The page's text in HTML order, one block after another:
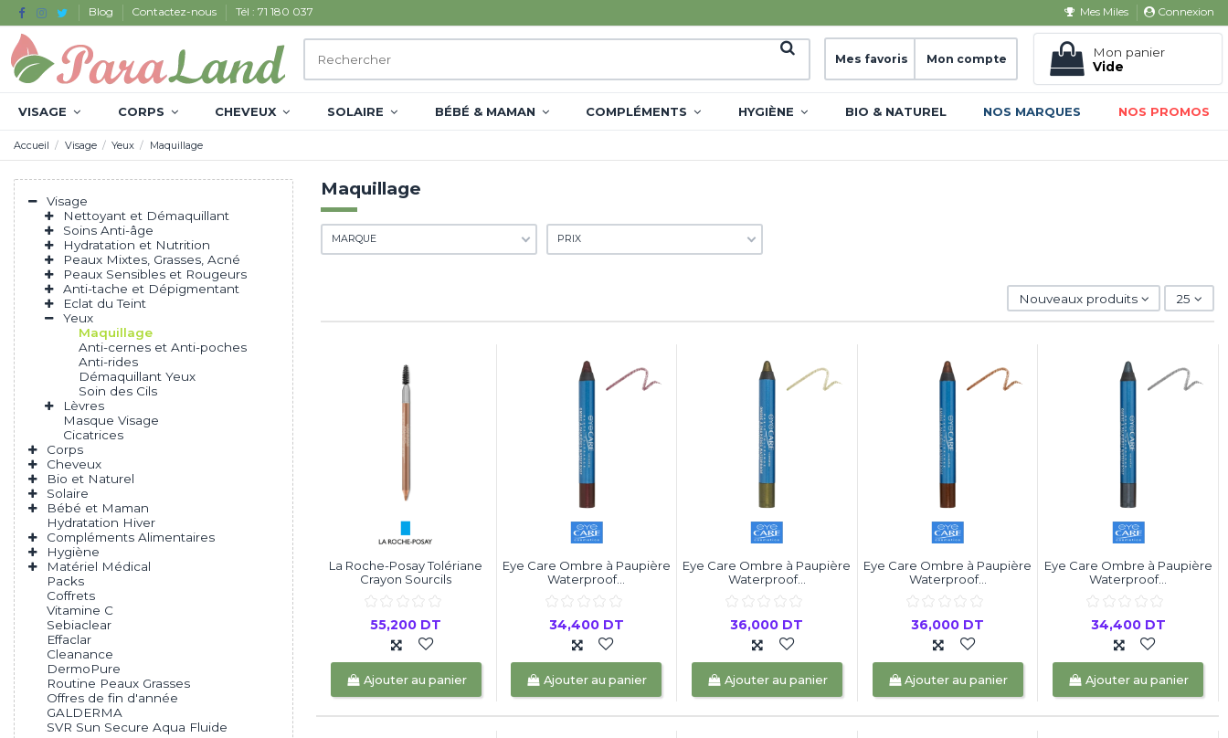
Blog Contactez-nous Tél : 71 180 037 Mes Miles Connexion
Mes favoris Mon compte
Mon panier
Vide
VISAGE CORPS CHEVEUX SOLAIRE BÉBÉ & MAMAN COMPLÉMENTS HYGIÈNE BIO & NATUREL NOS MARQUES NOS PROMOS
Accueil Visage Yeux Maquillage
Visage
Nettoyant et Démaquillant
Soins Anti-âge
Hydratation et Nutrition
Peaux Mixtes, Grasses, Acné
Peaux Sensibles et Rougeurs
Anti-tache et Dépigmentant
Eclat du Teint
Yeux
Maquillage
Anti-cernes et Anti-poches
Anti-rides
Démaquillant Yeux
Soin des Cils
Lèvres
Masque Visage
Cicatrices
Corps
Cheveux
Bio et Naturel
Solaire
Bébé et Maman
Hydratation Hiver
Compléments Alimentaires
Hygiène
Matériel Médical
Packs
Coffrets
Vitamine C
Sebiaclear
Effaclar
Cleanance
DermoPure
Routine Peaux Grasses
Offres de fin d'année
GALDERMA
SVR Sun Secure Aqua Fluide
Maquillage
MARQUE PRIX
Nouveaux produits 25
La Roche-Posay Tolériane
Crayon Sourcils
55,200 DT
Ajouter au panier
Eye Care Ombre à Paupière
Waterproof...
34,400 DT
Ajouter au panier
Eye Care Ombre à Paupière
Waterproof...
36,000 DT
Ajouter au panier
Eye Care Ombre à Paupière
Waterproof...
36,000 DT
Ajouter au panier
Eye Care Ombre à Paupière
Waterproof...
34,400 DT
Ajouter au panier